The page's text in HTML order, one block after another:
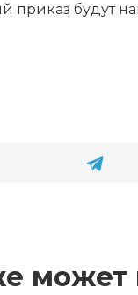
будут
может